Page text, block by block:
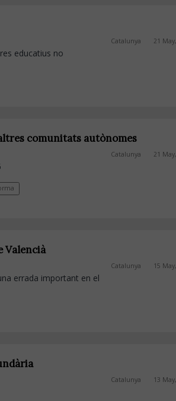
Catalunya 21
educatius no
comunitats autònomes
Catalunya 21
Valencià
Catalunya 15
errada important en el
Catalunya 13